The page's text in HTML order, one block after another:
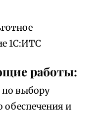
1С:ИТС
работы:
по выбору
и